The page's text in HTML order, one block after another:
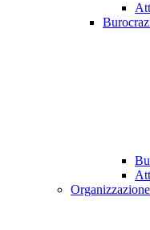
Organizzazione